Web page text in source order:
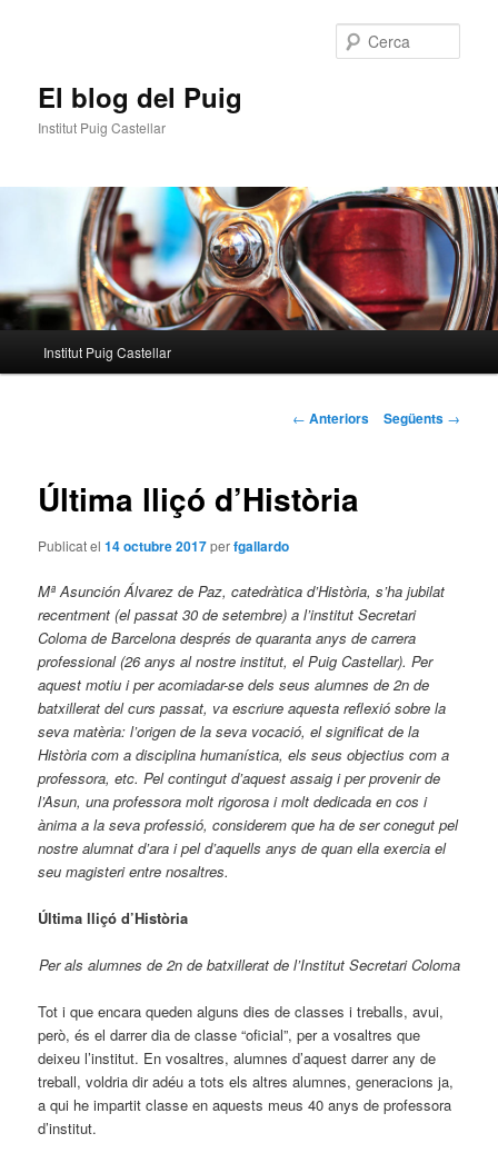
El blog del Puig
Institut Puig Castellar
principal
Institut Puig Castellar
Navegació
entrades
← Anteriors Següents →
Última lliçó d’Història
Publicat el14 octubre 2017perfgallardo
Mª Asunción Álvarez de Paz, catedràtica d’Història, s’ha jubilat
recentment (el passat 30 de setembre) a l’institut Secretari
Coloma de Barcelona després de quaranta anys de carrera
professional (26 anys al nostre institut, el Puig Castellar). Per
aquest motiu i per acomiadar-se dels seus alumnes de 2n de
batxillerat del curs passat, va escriure aquesta reflexió sobre la
seva matèria: l’origen de la seva vocació, el significat de la
Història com a disciplina humanística, els seus objectius com a
professora, etc. Pel contingut d’aquest assaig i per provenir de
l’Asun, una professora molt rigorosa i molt dedicada en cos i
ànima a la seva professió, considerem que ha de ser conegut pel
nostre alumnat d’ara i pel d’aquells anys de quan ella exercia el
seu magisteri entre nosaltres.
Última lliçó d’Història
Per als alumnes de 2n de batxillerat de l’Institut Secretari Coloma
Tot i que encara queden alguns dies de classes i treballs, avui,
però, és el darrer dia de classe “oficial”, per a vosaltres que
deixeu l’institut. En vosaltres, alumnes d’aquest darrer any de
treball, voldria dir adéu a tots els altres alumnes, generacions ja,
a qui he impartit classe en aquests meus 40 anys de professora
d’institut.